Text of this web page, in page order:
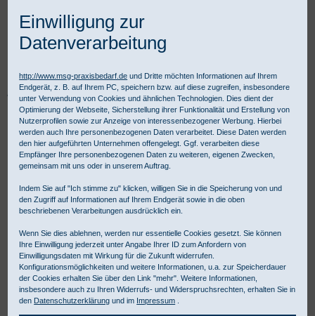
Praxisbedarf Shop Hygiene
Hygienepapiere
Liegenpapier und Schutzunterlagen
IDEAL Liegen Tissue
Einwilligung zur
Datenverarbeitung
http://www.msg-praxisbedarf.de und Dritte möchten Informationen auf Ihrem
Endgerät, z. B. auf Ihrem PC, speichern bzw. auf diese zugreifen, insbesondere
unter Verwendung von Cookies und ähnlichen Technologien. Dies dient der
Optimierung der Webseite, Sicherstellung ihrer Funktionalität und Erstellung von
Nutzerprofilen sowie zur Anzeige von interessenbezogener Werbung. Hierbei
werden auch Ihre personenbezogenen Daten verarbeitet. Diese Daten werden
den hier aufgeführten Unternehmen offengelegt. Ggf. verarbeiten diese
Empfänger Ihre personenbezogenen Daten zu weiteren, eigenen Zwecken,
gemeinsam mit uns oder in unserem Auftrag.
Indem Sie auf "Ich stimme zu" klicken, willigen Sie in die Speicherung von und
den Zugriff auf Informationen auf Ihrem Endgerät sowie in die oben
beschriebenen Verarbeitungen ausdrücklich ein.
Wenn Sie dies ablehnen, werden nur essentielle Cookies gesetzt. Sie können
Ihre Einwilligung jederzeit unter Angabe Ihrer ID zum Anfordern von
Einwilligungsdaten mit Wirkung für die Zukunft widerrufen.
Konfigurationsmöglichkeiten und weitere Informationen, u.a. zur Speicherdauer
der Cookies erhalten Sie über den Link "mehr". Weitere Informationen,
insbesondere auch zu Ihren Widerrufs- und Widerspruchsrechten, erhalten Sie in
den Datenschutzerklärung und im Impressum